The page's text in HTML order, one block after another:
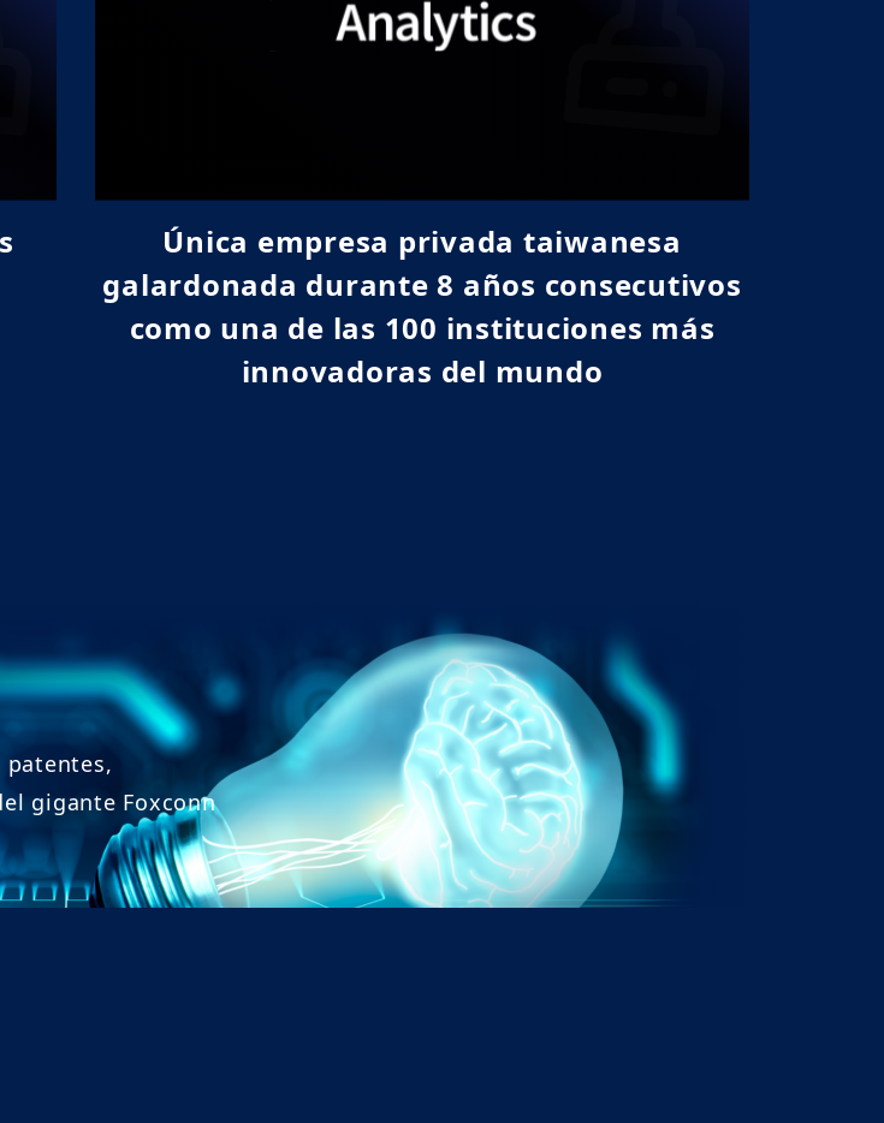
interesadas
Única empresa privada taiwanesa
galardonada durante 8 años consecutivos
como una de las 100 instituciones más
innovadoras del mundo
patentes,
gigante Foxconn